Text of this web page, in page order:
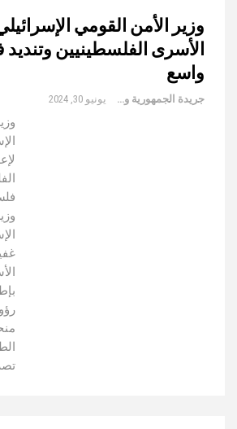
وزير الأمن القومي
الأسرى الفلسطينيين
واسع
جريدة الجمهورية والعالم يونيو 30, 2024